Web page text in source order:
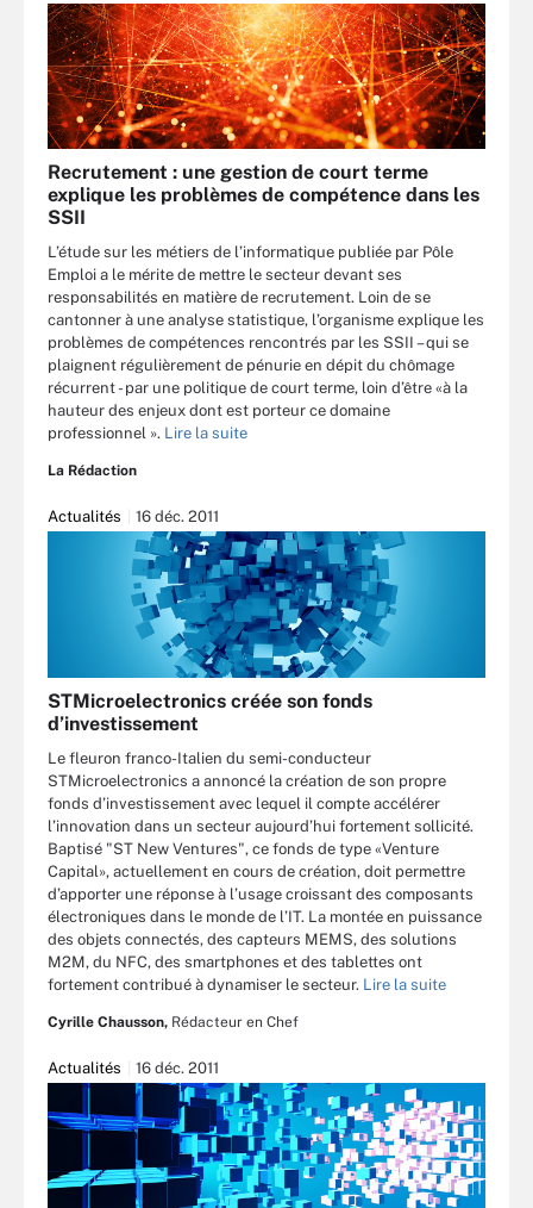
Recrutement : une gestion de court terme
explique les problèmes de compétence dans les
SSII
L’étude sur les métiers de l’informatique publiée par Pôle
Emploi a le mérite de mettre le secteur devant ses
responsabilités en matière de recrutement. Loin de se
cantonner à une analyse statistique, l’organisme explique les
problèmes de compétences rencontrés par les SSII – qui se
plaignent régulièrement de pénurie en dépit du chômage
récurrent - par une politique de court terme, loin d’être «à la
hauteur des enjeux dont est porteur ce domaine
professionnel ». Lire la suite
La Rédaction
Actualités 16 déc. 2011
STMicroelectronics créée son fonds
d’investissement
Le fleuron franco-Italien du semi-conducteur
STMicroelectronics a annoncé la création de son propre
fonds d’investissement avec lequel il compte accélérer
l’innovation dans un secteur aujourd’hui fortement sollicité.
Baptisé "ST New Ventures", ce fonds de type «Venture
Capital», actuellement en cours de création, doit permettre
d’apporter une réponse à l’usage croissant des composants
électroniques dans le monde de l’IT. La montée en puissance
des objets connectés, des capteurs MEMS, des solutions
M2M, du NFC, des smartphones et des tablettes ont
fortement contribué à dynamiser le secteur. Lire la suite
Cyrille Chausson, Rédacteur en Chef
Actualités 16 déc. 2011